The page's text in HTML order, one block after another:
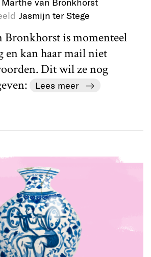
Jasmijn ter Stege
Bronkhorst is momenteel
en kan haar mail niet
Dit wil ze nog
Lees meer